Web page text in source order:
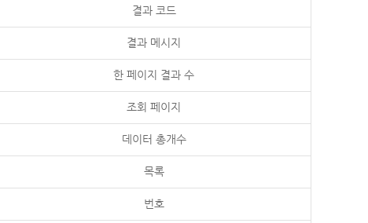
결과 코드
결과 메시지
한 페이지 결과 수
조회 페이지
데이터 총개수
목록
번호